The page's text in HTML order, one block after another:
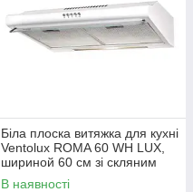
Біла плоска витяжка для кухні
Ventolux ROMA 60 WH LUX,
шириной 60 см зі скляним
козирком
В наявності